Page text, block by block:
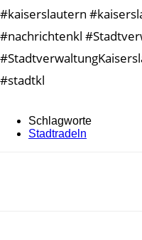
#kaiserslautern
#nachrichtenkl
#stadtkl
Schlagworte
Stadtradeln